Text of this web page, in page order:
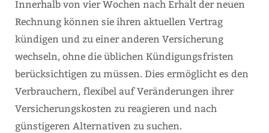
Innerhalb von vier Wochen nach Erhalt der neuen
Rechnung können sie ihren aktuellen Vertrag
kündigen und zu einer anderen Versicherung
wechseln, ohne die üblichen Kündigungsfristen
berücksichtigen zu müssen. Dies ermöglicht es den
Verbrauchern, flexibel auf Veränderungen ihrer
Versicherungskosten zu reagieren und nach
günstigeren Alternativen zu suchen.